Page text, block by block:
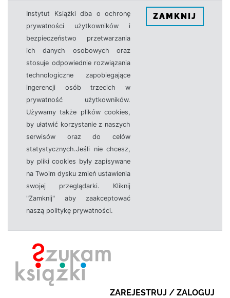
Instytut Książki dba o ochronę
prywatności użytkowników i
bezpieczeństwo przetwarzania
ich danych osobowych oraz
stosuje odpowiednie rozwiązania
technologiczne zapobiegające
ingerencji osób trzecich w
prywatność użytkowników.
Używamy także plików cookies,
by ułatwić korzystanie z naszych
serwisów oraz do celów
statystycznych.Jeśli nie chcesz,
by pliki cookies były zapisywane
na Twoim dysku zmień ustawienia
swojej przeglądarki. Kliknij
"Zamknij" aby zaakceptować
naszą politykę prywatności.
ZAMKNIJ
ZAREJESTRUJ / ZALOGUJ